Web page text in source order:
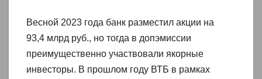
Весной 2023 года банк разместил акции на
93,4 млрд руб., но тогда в допэмиссии
преимущественно участвовали якорные
инвесторы. В прошлом году ВТБ в рамках